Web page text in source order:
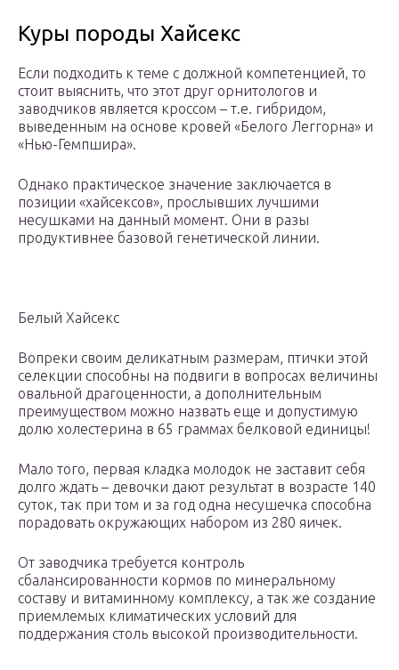
Куры породы Хайсекс
Если подходить к теме с должной компетенцией, то
стоит выяснить, что этот друг орнитологов и
заводчиков является кроссом – т.е. гибридом,
выведенным на основе кровей «Белого Леггорна» и
«Нью-Гемпшира».
Однако практическое значение заключается в
позиции «хайсексов», прослывших лучшими
несушками на данный момент. Они в разы
продуктивнее базовой генетической линии.
Белый Хайсекс
Вопреки своим деликатным размерам, птички этой
селекции способны на подвиги в вопросах величины
овальной драгоценности, а дополнительным
преимуществом можно назвать еще и допустимую
долю холестерина в 65 граммах белковой единицы!
Мало того, первая кладка молодок не заставит себя
долго ждать – девочки дают результат в возрасте 140
суток, так при том и за год одна несушечка способна
порадовать окружающих набором из 280 яичек.
От заводчика требуется контроль
сбалансированности кормов по минеральному
составу и витаминному комплексу, а так же создание
приемлемых климатических условий для
поддержания столь высокой производительности.